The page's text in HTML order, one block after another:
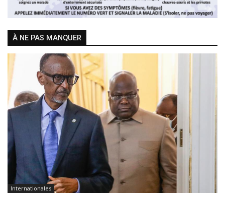
À NE PAS MANQUER
Internationales